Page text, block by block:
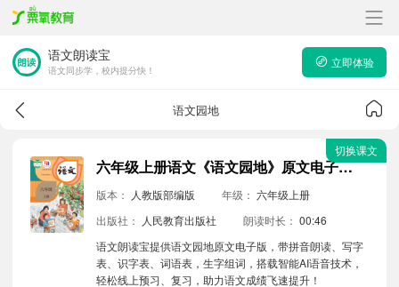
语文朗读宝
语文同步学，校内提分快！
立即体验
语文园地
六年级上册语文《语文园地》原文电子版带拼音朗读音频
版本： 人教版部编版 年级： 六年级上册
出版社：
人民教育出版社 朗读时长： 00:46
语文朗读宝提供语文园地原文电子版，带拼音朗读、写字
表、识字表、词语表，生字组词，搭载智能AI语音技术，
轻松线上预习、复习，助力语文成绩飞速提升！
切换课文